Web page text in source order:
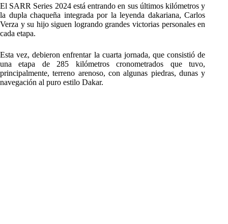
El SARR Series 2024 está entrando en sus últimos kilómetros y
la dupla chaqueña integrada por la leyenda dakariana, Carlos
Verza y su hijo siguen logrando grandes victorias personales en
cada etapa.
Esta vez, debieron enfrentar la cuarta jornada, que consistió de
una etapa de 285 kilómetros cronometrados que tuvo,
principalmente, terreno arenoso, con algunas piedras, dunas y
navegación al puro estilo Dakar.